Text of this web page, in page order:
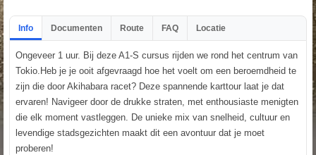
Info Documenten Route FAQ Locatie
Ongeveer 1 uur. Bij deze A1-S cursus rijden we rond het centrum van
Tokio.Heb je je ooit afgevraagd hoe het voelt om een beroemdheid te
zijn die door Akihabara racet? Deze spannende karttour laat je dat
ervaren! Navigeer door de drukke straten, met enthousiaste menigten
die elk moment vastleggen. De unieke mix van snelheid, cultuur en
levendige stadsgezichten maakt dit een avontuur dat je moet
proberen!